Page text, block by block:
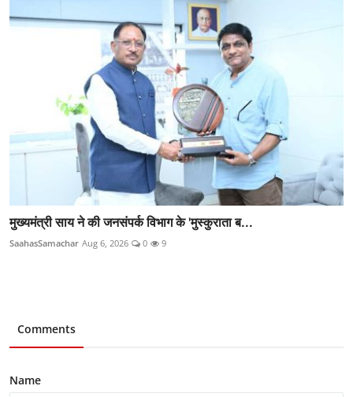
मुख्यमंत्री साय ने की जनसंपर्क विभाग के 'मुस्कुराता ब...
SaahasSamachar Aug 6, 2026 0 9
Comments
Name